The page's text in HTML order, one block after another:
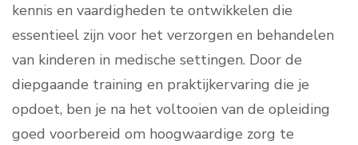
kennis en vaardigheden te ontwikkelen die
essentieel zijn voor het verzorgen en behandelen
van kinderen in medische settingen. Door de
diepgaande training en praktijkervaring die je
opdoet, ben je na het voltooien van de opleiding
goed voorbereid om hoogwaardige zorg te